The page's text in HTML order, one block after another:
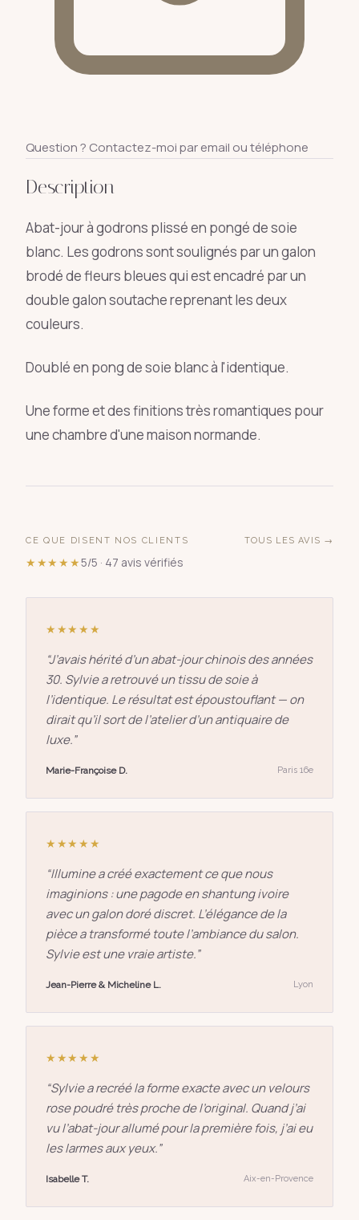
Question ? Contactez-moi par email ou téléphone
Description
Abat-jour à godrons plissé en pongé de soie
blanc. Les godrons sont soulignés par un galon
brodé de fleurs bleues qui est encadré par un
double galon soutache reprenant les deux
couleurs.
Doublé en pong de soie blanc à l'identique.
Une forme et des finitions très romantiques pour
une chambre d'une maison normande.
CE QUE DISENT NOS CLIENTS
★★★★★5/5 · 47 avis vérifiés
TOUS LES AVIS →
★★★★★
“J’avais hérité d’un abat-jour chinois des années
30. Sylvie a retrouvé un tissu de soie à
l’identique. Le résultat est époustouflant — on
dirait qu’il sort de l’atelier d’un antiquaire de
luxe.”
Marie-Françoise D. Paris 16e
★★★★★
“Illumine a créé exactement ce que nous
imaginions : une pagode en shantung ivoire
avec un galon doré discret. L’élégance de la
pièce a transformé toute l’ambiance du salon.
Sylvie est une vraie artiste.”
Jean-Pierre & Micheline L. Lyon
★★★★★
“Sylvie a recréé la forme exacte avec un velours
rose poudré très proche de l’original. Quand j’ai
vu l’abat-jour allumé pour la première fois, j’ai eu
les larmes aux yeux.”
Isabelle T. Aix-en-Provence